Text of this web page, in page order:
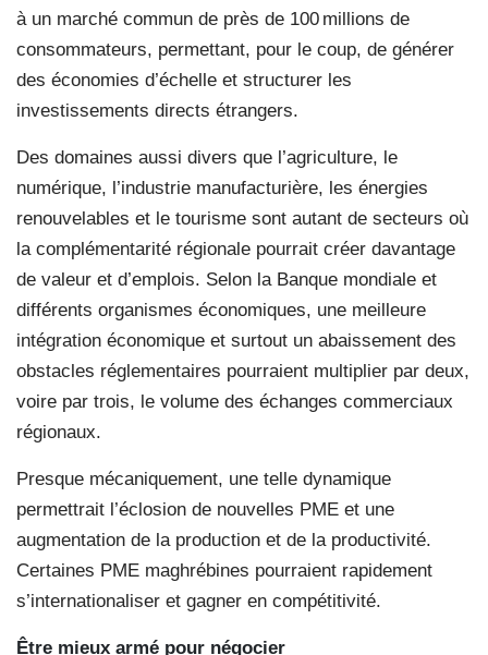
à un marché commun de près de 100 millions de
consommateurs, permettant, pour le coup, de générer
des économies d’échelle et structurer les
investissements directs étrangers.
Des domaines aussi divers que l’agriculture, le
numérique, l’industrie manufacturière, les énergies
renouvelables et le tourisme sont autant de secteurs où
la complémentarité régionale pourrait créer davantage
de valeur et d’emplois. Selon la Banque mondiale et
différents organismes économiques, une meilleure
intégration économique et surtout un abaissement des
obstacles réglementaires pourraient multiplier par deux,
voire par trois, le volume des échanges commerciaux
régionaux.
Presque mécaniquement, une telle dynamique
permettrait l’éclosion de nouvelles PME et une
augmentation de la production et de la productivité.
Certaines PME maghrébines pourraient rapidement
s’internationaliser et gagner en compétitivité.
Être mieux armé pour négocier